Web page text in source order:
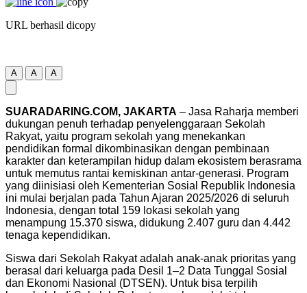
URL berhasil dicopy
A A A
SUARADARING.COM, JAKARTA – Jasa Raharja memberi
dukungan penuh terhadap penyelenggaraan Sekolah
Rakyat, yaitu program sekolah yang menekankan
pendidikan formal dikombinasikan dengan pembinaan
karakter dan keterampilan hidup dalam ekosistem berasrama
untuk memutus rantai kemiskinan antar-generasi. Program
yang diinisiasi oleh Kementerian Sosial Republik Indonesia
ini mulai berjalan pada Tahun Ajaran 2025/2026 di seluruh
Indonesia, dengan total 159 lokasi sekolah yang
menampung 15.370 siswa, didukung 2.407 guru dan 4.442
tenaga kependidikan.
Siswa dari Sekolah Rakyat adalah anak-anak prioritas yang
berasal dari keluarga pada Desil 1–2 Data Tunggal Sosial
dan Ekonomi Nasional (DTSEN). Untuk bisa terpilih